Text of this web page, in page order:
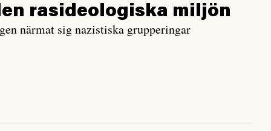
ras­ideologiska miljön
närmat sig nazistiska grupperingar